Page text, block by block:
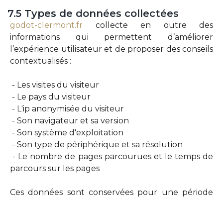
7.5 Types de données collectées
godot-clermont.fr collecte en outre des
informations qui permettent d’améliorer
l’expérience utilisateur et de proposer des conseils
contextualisés :
- Les visites du visiteur
- Le pays du visiteur
- L'ip anonymisée du visiteur
- Son navigateur et sa version
- Son système d'exploitation
- Son type de périphérique et sa résolution
- Le nombre de pages parcourues et le temps de
parcours sur les pages
Ces données sont conservées pour une période